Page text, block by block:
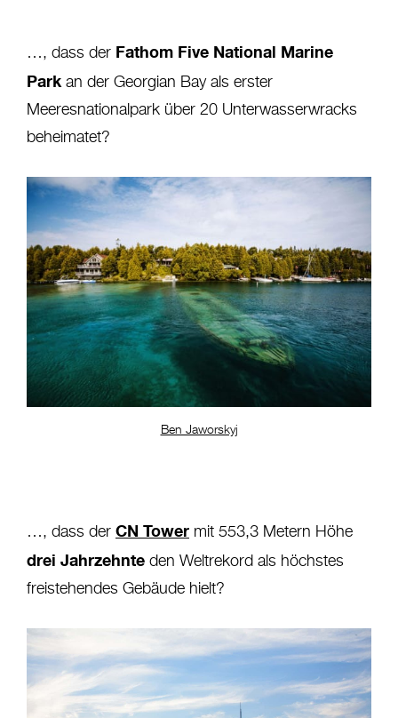
…, dass der Fathom Five National Marine
Parkan der Georgian Bay als erster
Meeresnationalpark über 20 Unterwasserwracks
beheimatet?
Ben Jaworskyj
…, dass der CN Tower mit 553,3 Metern Höhe
drei Jahrzehnte den Weltrekord als höchstes
freistehendes Gebäude hielt?